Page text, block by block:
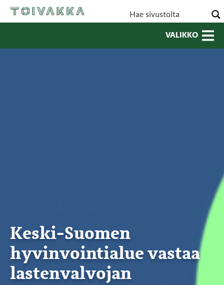
VALIKKO
Keski-Suomen
hyvinvointialue vastaa
lastenvalvojan